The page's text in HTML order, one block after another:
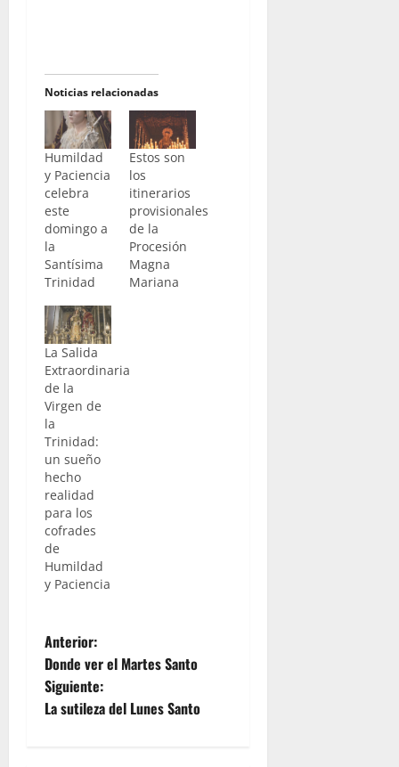
Noticias relacionadas
Humildad
y Paciencia
celebra
este
domingo a
la
Santísima
Trinidad
Estos son
los
itinerarios
provisionales
de la
Procesión
Magna
Mariana
La Salida
Extraordinaria
de la
Virgen de
la
Trinidad:
un sueño
hecho
realidad
para los
cofrades
de
Humildad
y Paciencia
N
a
v
Anterior:
Donde ver el Martes Santo
Siguiente:
La sutileza del Lunes Santo